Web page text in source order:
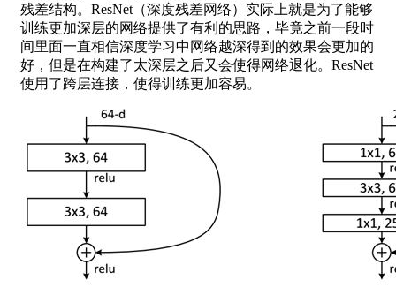
残差结构。ResNet（深度残差网络）实际上就是为了能够
训练更加深层的网络提供了有利的思路，毕竟之前一段时
间里面一直相信深度学习中网络越深得到的效果会更加的
好，但是在构建了太深层之后又会使得网络退化。ResNet
使用了跨层连接，使得训练更加容易。